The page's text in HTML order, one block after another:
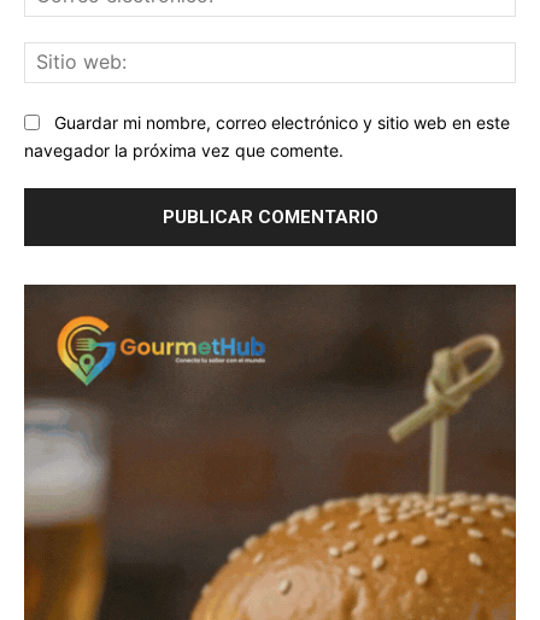
Guardar mi nombre, correo electrónico y sitio web en este
navegador la próxima vez que comente.